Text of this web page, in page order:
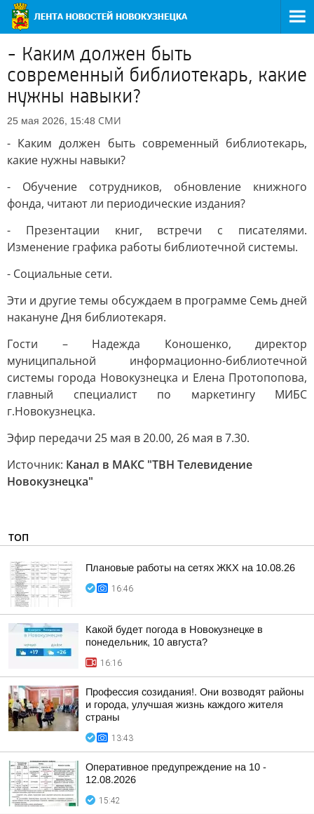
- Каким должен быть
современный библиотекарь, какие
нужны навыки?
25 мая 2026, 15:48 СМИ
- Каким должен быть современный библиотекарь,
какие нужны навыки?
- Обучение сотрудников, обновление книжного
фонда, читают ли периодические издания?
- Презентации книг, встречи с писателями.
Изменение графика работы библиотечной системы.
- Социальные сети.
Эти и другие темы обсуждаем в программе Семь дней
накануне Дня библиотекаря.
Гости – Надежда Коношенко, директор
муниципальной информационно-библиотечной
системы города Новокузнецка и Елена Протопопова,
главный специалист по маркетингу МИБС
г.Новокузнецка.
Эфир передачи 25 мая в 20.00, 26 мая в 7.30.
Источник: Канал в МАКС "ТВН Телевидение
Новокузнецка"
ТОП
Плановые работы на сетях ЖКХ на 10.08.26
16:46
Какой будет погода в Новокузнецке в
понедельник, 10 августа?
16:16
Профессия созидания!. Они возводят районы
и города, улучшая жизнь каждого жителя
страны
13:43
Оперативное предупреждение на 10 -
12.08.2026
15:42